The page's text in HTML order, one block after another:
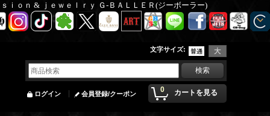
ｉｏｎ & ｊｅｗｅｌｒｙ Ｇ-ＢＡＬＬＥＲ(ジーボーラー)
文字サイズ:
0 カートを見る
ログイン 会員登録/クーポン